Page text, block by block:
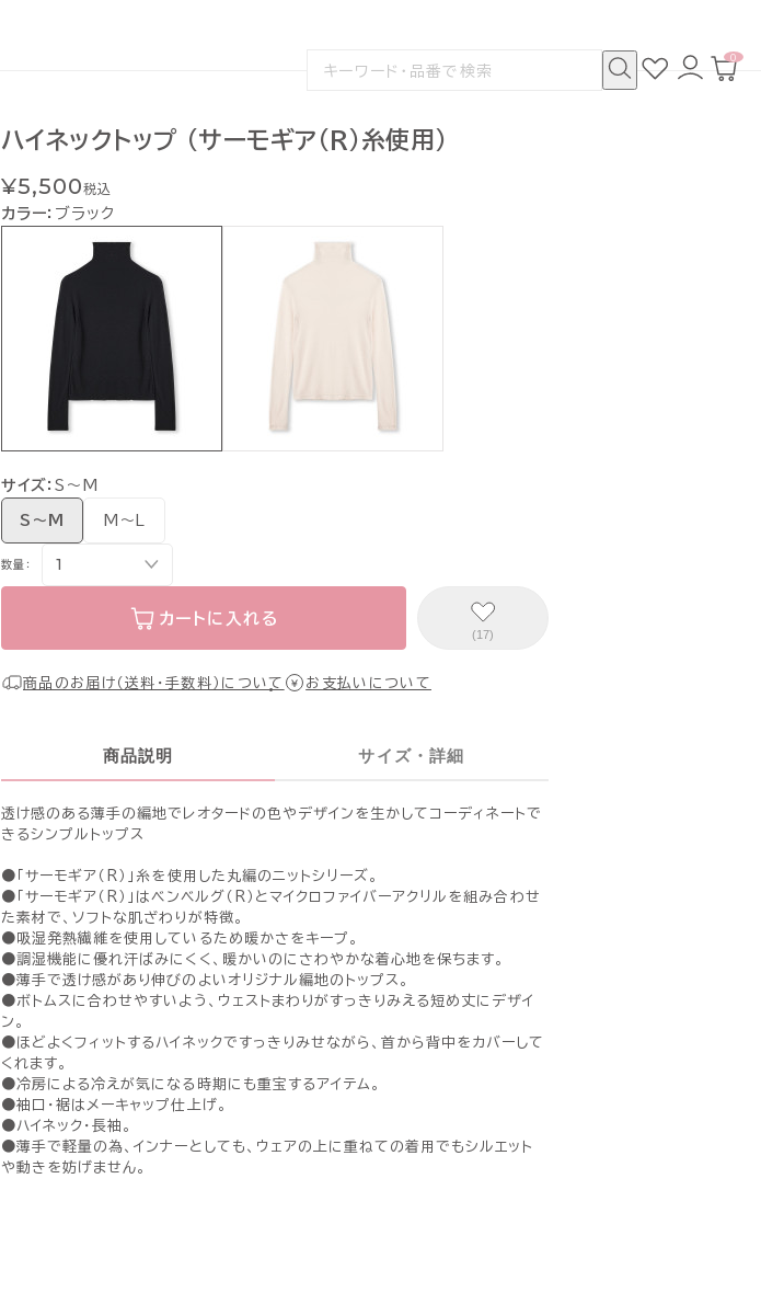
検
お
気
ロ
グ
カ
0
ハイネックトップ (サーモギア(R)糸使用）
¥5,500税込
カラー： ブラック
サイズ：S〜M
S〜M M〜L
数量：
カートに入れる
(17)
商品のお届け（送料・手数料）について お支払いについて
商品説明 サイズ・詳細
透け感のある薄手の編地でレオタードの色やデザインを生かしてコーディネートで
きるシンプルトップス
●「サーモギア（R）」糸を使用した丸編のニットシリーズ。
●「サーモギア（R）」はベンベルグ（R）とマイクロファイバーアクリルを組み合わせ
た素材で、ソフトな肌ざわりが特徴。
●吸湿発熱繊維を使用しているため暖かさをキープ。
●調湿機能に優れ汗ばみにくく、暖かいのにさわやかな着心地を保ちます。
●薄手で透け感があり伸びのよいオリジナル編地のトップス。
●ボトムスに合わせやすいよう、ウェストまわりがすっきりみえる短め丈にデザイ
ン。
●ほどよくフィットするハイネックですっきりみせながら、首から背中をカバーして
くれます。
●冷房による冷えが気になる時期にも重宝するアイテム。
●袖口・裾はメーキャップ仕上げ。
●ハイネック・長袖。
●薄手で軽量の為、インナーとしても、ウェアの上に重ねての着用でもシルエット
や動きを妨げません。